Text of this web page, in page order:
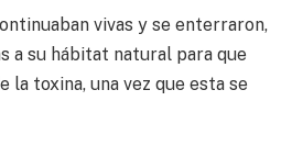
vivas y se enterraron,
a su hábitat natural para que
la toxina, una vez que esta se